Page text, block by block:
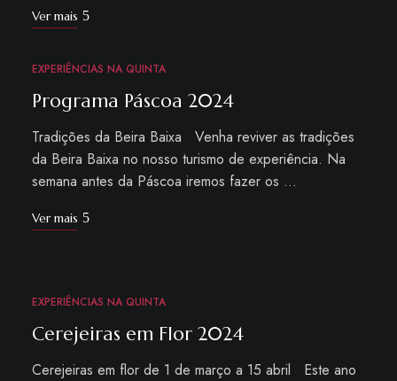
Ver mais
MAR
EXPERIÊNCIAS NA QUINTA
Programa Páscoa 2024
Tradições da Beira Baixa Venha reviver as tradições
da Beira Baixa no nosso turismo de experiência. Na
semana antes da Páscoa iremos fazer os …
Ver mais
FEV
EXPERIÊNCIAS NA QUINTA
Cerejeiras em Flor 2024
Cerejeiras em flor de 1 de março a 15 abril Este ano